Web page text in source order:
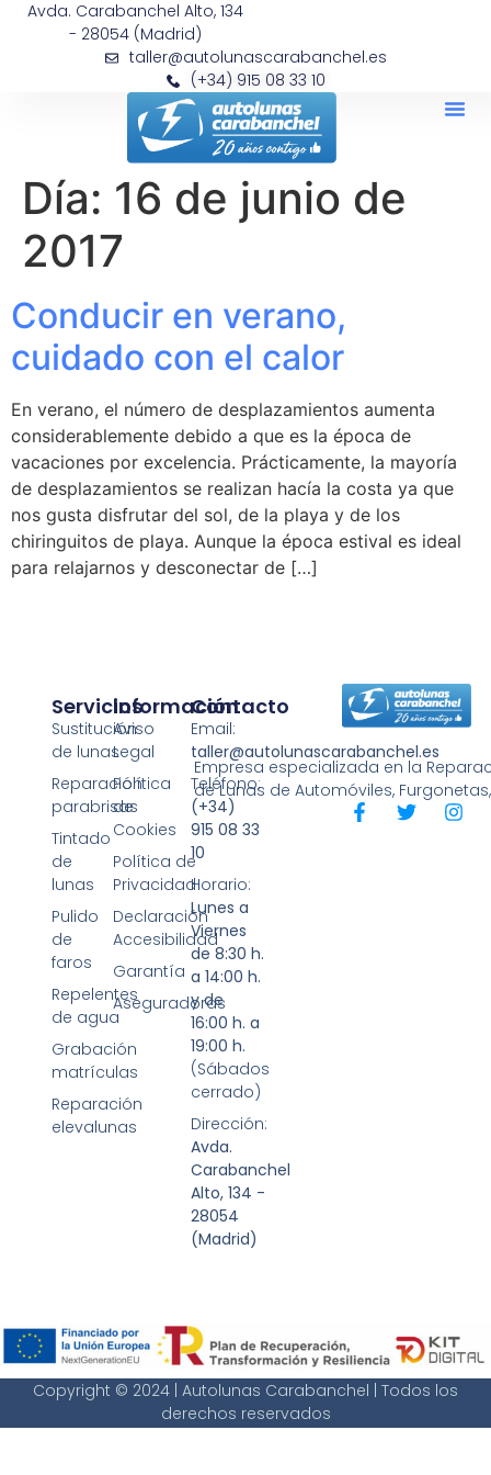
Avda. Carabanchel Alto, 134
- 28054 (Madrid)
taller@autolunascarabanchel.es
(+34) 915 08 33 10
Día: 16 de junio de
2017
Conducir en verano,
cuidado con el calor
En verano, el número de desplazamientos aumenta
considerablemente debido a que es la época de
vacaciones por excelencia. Prácticamente, la mayoría
de desplazamientos se realizan hacía la costa ya que
nos gusta disfrutar del sol, de la playa y de los
chiringuitos de playa. Aunque la época estival es ideal
para relajarnos y desconectar de […]
Empresa especializada en la
de Lunas de Automóviles,
Servicios
Sustitución
de lunas
Reparación
parabrisas
Tintado
de
lunas
Pulido
de
faros
Repelentes
de agua
Grabación
matrículas
Reparación
elevalunas
Información
Aviso
Legal
Política
de
Cookies
Política de
Privacidad
Declaración
Accesibilidad
Garantía
Aseguradoras
Contacto
Email:
taller@autolunascarabanchel.es
Teléfono:
(+34)
915 08 33
10
Horario:
Lunes a
Viernes
de 8:30 h.
a 14:00 h.
y de
16:00 h. a
19:00 h.
(Sábados
cerrado)
Dirección:
Avda.
Carabanchel
Alto, 134 -
28054
(Madrid)
Copyright © 2024 | Autolunas Carabanchel | Todos los
derechos reservados